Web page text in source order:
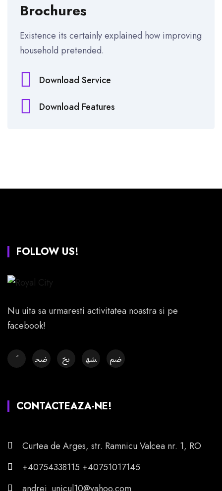
Brochures
Existence its certainly explained how improving
household pretended.
Download Service
Download Features
FOLLOW US!
Nu uita sa urmaresti activitatea noastra si pe
facebook!
CONTACTEAZA-NE!
Curtea de Arges, str. Ramnicu Valcea nr. 1, RO
+40754338115 +40751017145